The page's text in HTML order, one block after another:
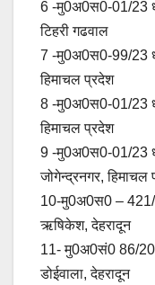
6 -मु0अ0स0-01/23
टिहरी गढवाल
7 -मु0अ0स0-99/23
हिमाचल प्रदेश
8 -मु0अ0स0-01/23
हिमाचल प्रदेश
9 -मु0अ0स0-01/23
जोगेन्द्रनगर, हिमाचल
10-मु0अ0स0 – 421/
ऋषिकेश, देहरादून
11- मु0अ0सं0 86/
डोईवाला, देहरादून